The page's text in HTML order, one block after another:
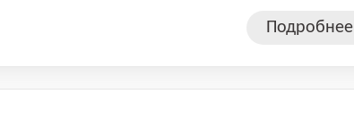
Подробнее